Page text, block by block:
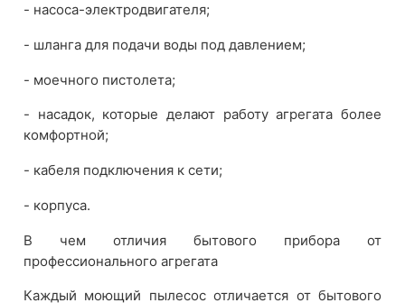
- насоса-электродвигателя;
- шланга для подачи воды под давлением;
- моечного пистолета;
- насадок, которые делают работу агрегата более
комфортной;
- кабеля подключения к сети;
- корпуса.
В чем отличия бытового прибора от
профессионального агрегата
Каждый моющий пылесос отличается от бытового